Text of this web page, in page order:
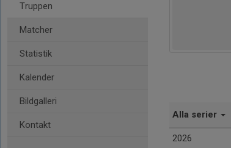
Truppen
Matcher
Statistik
Kalender
Bildgalleri
Kontakt
Alla serier
2026